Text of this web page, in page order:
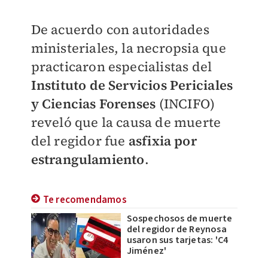
De acuerdo con autoridades
ministeriales, la necropsia que
practicaron especialistas del
Instituto de Servicios Periciales
y Ciencias Forenses (INCIFO)
reveló que la causa de muerte
del regidor fue asfixia por
estrangulamiento.
Te recomendamos
Sospechosos de muerte
del regidor de Reynosa
usaron sus tarjetas: 'C4
Jiménez'